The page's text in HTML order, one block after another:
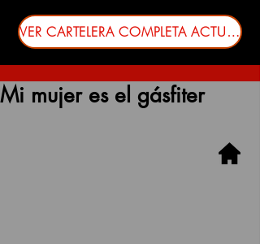
VER CARTELERA COMPLETA ACTUALIZADA
Mi mujer es el gásfiter